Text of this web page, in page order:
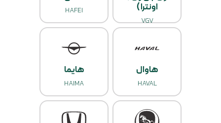
اونترا )
VGV
HAFEI
هاوال
HAVAL
هایما
HAIMA